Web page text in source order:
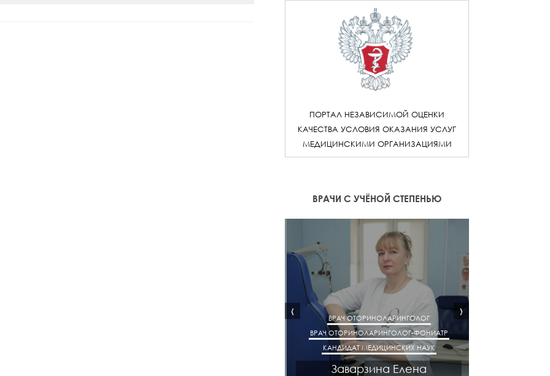
ПОРТАЛ НЕЗАВИСИМОЙ ОЦЕНКИ
КАЧЕСТВА УСЛОВИЯ ОКАЗАНИЯ УСЛУГ
МЕДИЦИНСКИМИ ОРГАНИЗАЦИЯМИ
ВРАЧИ С УЧЁНОЙ СТЕПЕНЬЮ
ВРАЧ ОТОРИНОЛАРИНГОЛОГ
ВРАЧ ОТОРИНОЛАРИНГОЛОГ-ФОНИАТР
КАНДИДАТ МЕДИЦИНСКИХ НАУК
Заварзина Елена
‹ ›